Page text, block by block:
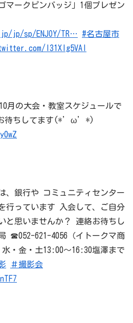
マークピンバッジ」1個プレゼン
jp/sp/ENJOY/TR…
#名古屋市
l31Xlg5VAl
月の大会・教室スケジュールで
待ちしてます(*’ω’*)
、銀行や コミュニティセンター
行っています 入会して、ご自分
と思いませんか？ 連絡お待ちし
☎052-621-4056（イトークマ商
・金・土13:00～16:30塩澤まで
＃撮影会